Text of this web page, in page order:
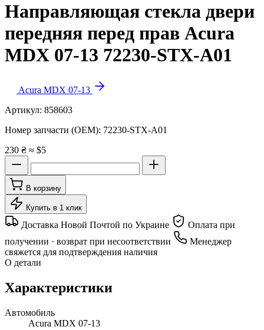
Направляющая стекла двери
передняя перед прав Acura
MDX 07-13 72230-STX-A01
Acura MDX 07-13
Артикул: 858603
Номер запчасти (OEM): 72230-STX-A01
230 ₴ ≈ $5
В корзину
Купить в 1 клик
Доставка Новой Почтой по Украине
Оплата при
получении · возврат при несоответствии
Менеджер
свяжется для подтверждения наличия
О детали
Характеристики
Автомобиль
Acura MDX 07-13